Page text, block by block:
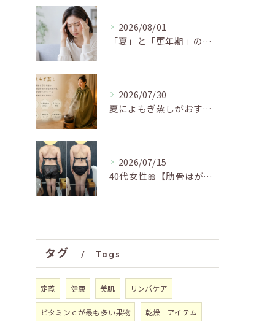
2026/08/01
「夏」と「更年期」の関係…おすすめの過ごし方🍃
2026/07/30
夏によもぎ蒸しがおすすめの理由✨
2026/07/15
40代女性🎀【肋骨はがし＋お腹瘦せマッサージ90分】
タグ Tags
定義 健康 美肌 リンパケア
ビタミンｃが最も多い果物 乾燥 アイテム